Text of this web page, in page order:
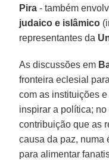
Pira - também
judaico e islâmico
representantes da
As discussões em
fronteira eclesial
com as instituições
inspirar a política;
contribuição que as
causa da paz, numa
para alimentar